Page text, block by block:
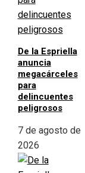
De la Espriella
anuncia
megacárceles
para
delincuentes
peligrosos
7 de agosto de
2026